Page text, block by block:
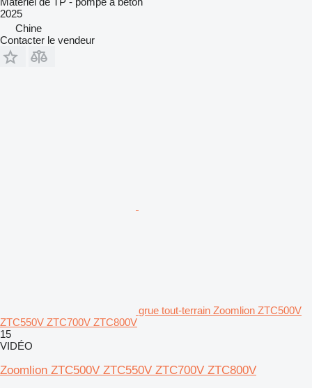
2025
Chine
Contacter le vendeur
grue tout-terrain Zoomlion ZTC500V
ZTC550V ZTC700V ZTC800V
15
VIDÉO
Zoomlion ZTC500V ZTC550V ZTC700V ZTC800V